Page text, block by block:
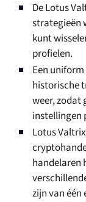
De Lotus
strategieën
kunt
profielen.
Een
historische
weer, zodat
instellingen
Lotus
handelaren
zijn van